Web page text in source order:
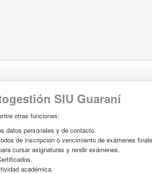
SIU Guaraní
otras funciones:
datos personales y de contacto.
de inscripción o vencimiento de exámenes
cursar asignaturas y rendir exámenes.
académica.